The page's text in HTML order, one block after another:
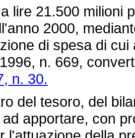
21.500 milioni
2000,
di spesa di
n. 669,
n. 30.
del tesoro, del
apportare, con